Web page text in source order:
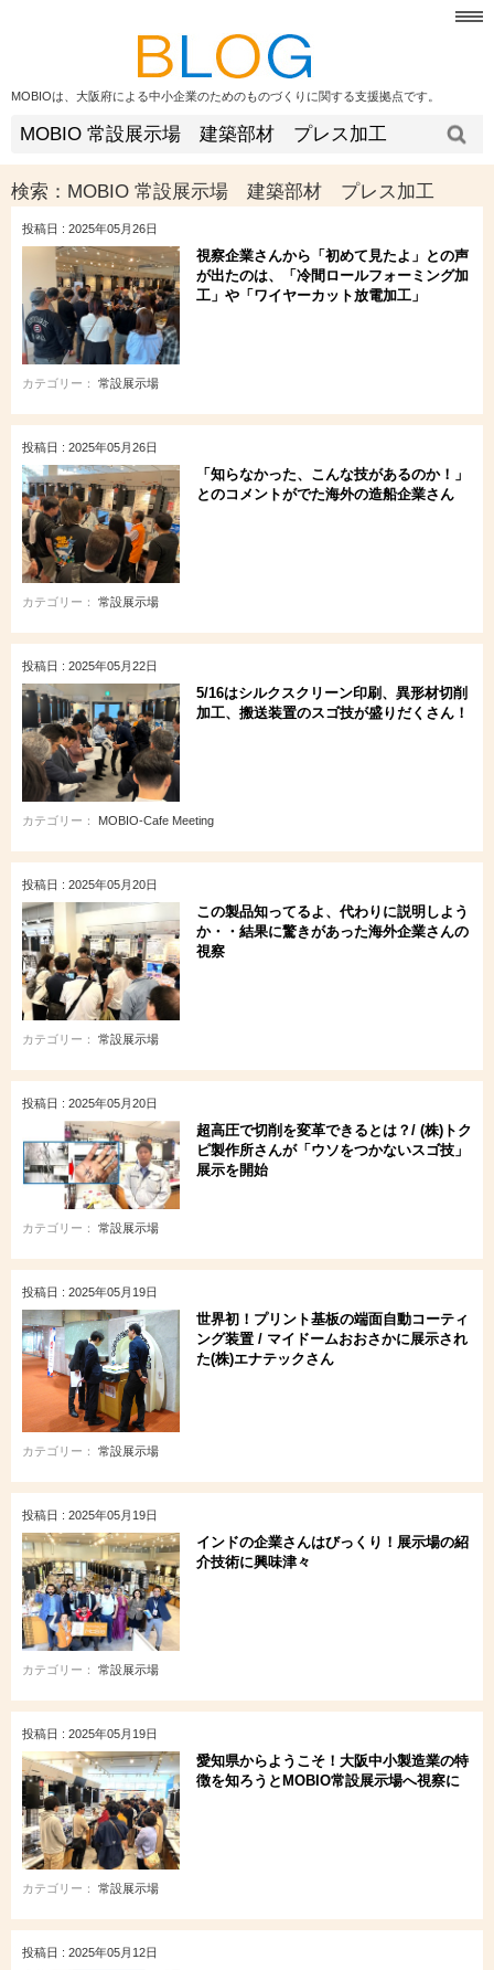
MOBIOは、大阪府による中小企業のためのものづくりに関する支援拠点です。
検索： MOBIO 常設展示場 建築部材 プレス加工
投稿日 : 2025年05月26日
視察企業さんから「初めて見たよ」との声
が出たのは、「冷間ロールフォーミング加
工」や「ワイヤーカット放電加工」
カテゴリー： 常設展示場
投稿日 : 2025年05月26日
「知らなかった、こんな技があるのか！」
とのコメントがでた海外の造船企業さん
カテゴリー： 常設展示場
投稿日 : 2025年05月22日
5/16はシルクスクリーン印刷、異形材切削
加工、搬送装置のスゴ技が盛りだくさん！
カテゴリー： MOBIO-Cafe Meeting
投稿日 : 2025年05月20日
この製品知ってるよ、代わりに説明しよう
か・・結果に驚きがあった海外企業さんの
視察
カテゴリー： 常設展示場
投稿日 : 2025年05月20日
超高圧で切削を変革できるとは？/ (株)トク
ピ製作所さんが「ウソをつかないスゴ技」
展示を開始
カテゴリー： 常設展示場
投稿日 : 2025年05月19日
世界初！プリント基板の端面自動コーティ
ング装置 / マイドームおおさかに展示され
た(株)エナテックさん
カテゴリー： 常設展示場
投稿日 : 2025年05月19日
インドの企業さんはびっくり！展示場の紹
介技術に興味津々
カテゴリー： 常設展示場
投稿日 : 2025年05月19日
愛知県からようこそ！大阪中小製造業の特
徴を知ろうとMOBIO常設展示場へ視察に
カテゴリー： 常設展示場
投稿日 : 2025年05月12日